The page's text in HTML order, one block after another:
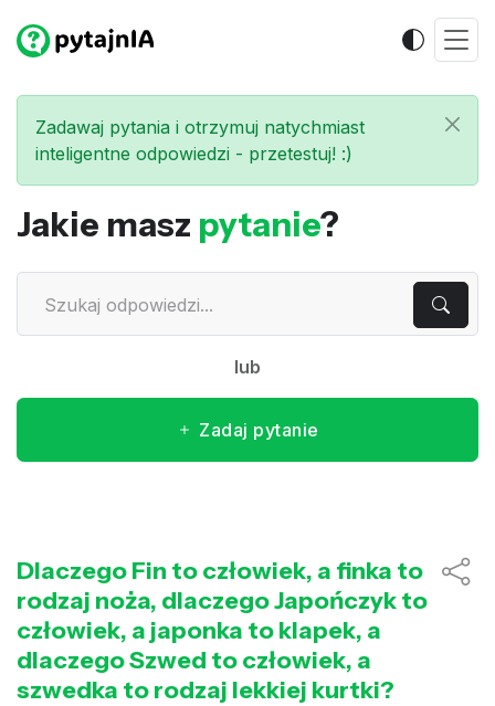
Zadawaj pytania i otrzymuj natychmiast
inteligentne odpowiedzi - przetestuj! :)
Jakie masz pytanie?
lub
Zadaj pytanie
Dlaczego Fin to człowiek, a finka to
rodzaj noża, dlaczego Japończyk to
człowiek, a japonka to klapek, a
dlaczego Szwed to człowiek, a
szwedka to rodzaj lekkiej kurtki?